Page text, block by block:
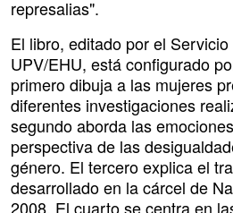
represalias".
El libro, editado por el
UPV/EHU, está configurado
primero dibuja a las mujeres
diferentes investigaciones
segundo aborda las
perspectiva de las
género. El tercero explica el
desarrollado en la cárcel de
2008. El cuarto se centra en